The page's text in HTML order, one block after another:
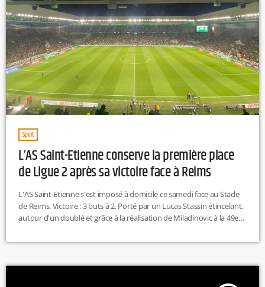
Sport
L’AS Saint-Etienne conserve la première place
de Ligue 2 après sa victoire face à Reims
L'AS Saint-Etienne s'est imposé à domicile ce samedi face au Stade
de Reims. Victoire : 3 buts à 2. Porté par un Lucas Stassin étincelant,
autour d'un doublé et grâce à la réalisation de Miladinovic à la 49e
Stéphanois ont été à un moment inquiétés par le doublé de Teuma,